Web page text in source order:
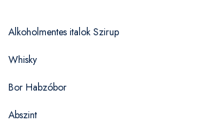
Alkoholmentes italok Szirup
Whisky
Bor Habzóbor
Abszint